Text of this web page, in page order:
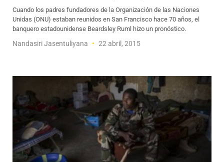
Cuando los padres fundadores de la Organización de las Naciones
Unidas (ONU) estaban reunidos en San Francisco hace 70 años, el
banquero estadounidense Beardsley Ruml hizo un pronóstico.
Nandasiri Jasentuliyana 22 abril, 2015